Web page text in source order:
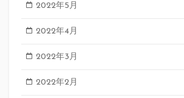
2022年5月
2022年4月
2022年3月
2022年2月